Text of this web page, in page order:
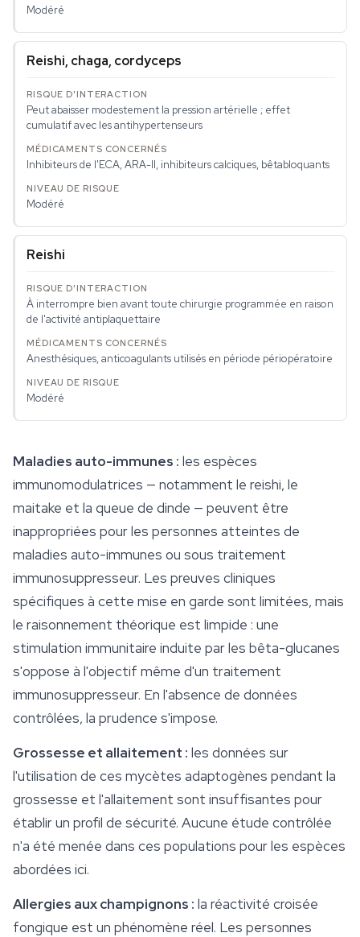
Modéré
Reishi, chaga, cordyceps
Peut abaisser modestement la pression artérielle ; effet
cumulatif avec les antihypertenseurs
Inhibiteurs de l'ECA, ARA-II, inhibiteurs calciques, bêtabloquants
Modéré
Reishi
À interrompre bien avant toute chirurgie programmée en raison
de l'activité antiplaquettaire
Anesthésiques, anticoagulants utilisés en période périopératoire
Modéré
Maladies auto-immunes : les espèces
immunomodulatrices — notamment le reishi, le
maitake et la queue de dinde — peuvent être
inappropriées pour les personnes atteintes de
maladies auto-immunes ou sous traitement
immunosuppresseur. Les preuves cliniques
spécifiques à cette mise en garde sont limitées, mais
le raisonnement théorique est limpide : une
stimulation immunitaire induite par les bêta-glucanes
s'oppose à l'objectif même d'un traitement
immunosuppresseur. En l'absence de données
contrôlées, la prudence s'impose.
Grossesse et allaitement : les données sur
l'utilisation de ces mycètes adaptogènes pendant la
grossesse et l'allaitement sont insuffisantes pour
établir un profil de sécurité. Aucune étude contrôlée
n'a été menée dans ces populations pour les espèces
abordées ici.
Allergies aux champignons : la réactivité croisée
fongique est un phénomène réel. Les personnes